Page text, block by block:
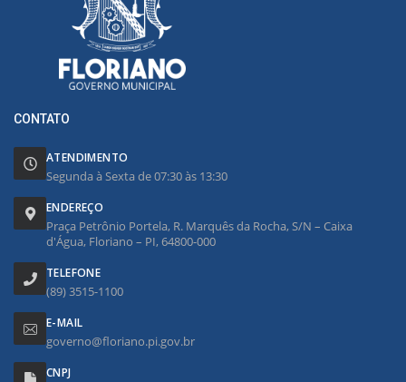
CONTATO
ATENDIMENTO
Segunda à Sexta de 07:30 às 13:30
ENDEREÇO
Praça Petrônio Portela, R. Marquês da Rocha, S/N – Caixa
d'Água, Floriano – PI, 64800-000
TELEFONE
(89) 3515-1100
E-MAIL
governo@floriano.pi.gov.br
CNPJ